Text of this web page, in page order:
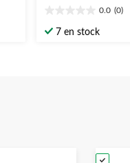
9,99 $
0.0 (0)
étoile(s)
7 en stock